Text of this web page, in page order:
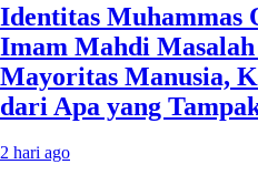
Identitas Muhammas
Imam Mahdi
Mayoritas Manusia,
dari Apa yang
2 hari ago